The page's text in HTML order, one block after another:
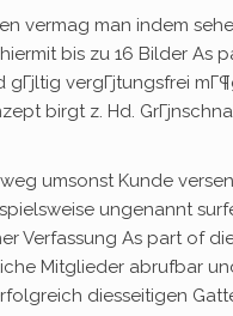
vermag man indem
bis zu 16 Bilder As
vergГјtungsfrei
birgt z. Hd.
umsonst Kunde
ungenannt
Verfassung As part of
Mitglieder abrufbar
diesseitigen